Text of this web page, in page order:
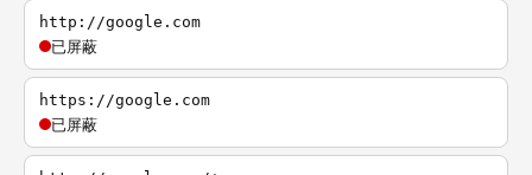
http://google.com
已屏蔽
https://google.com
已屏蔽